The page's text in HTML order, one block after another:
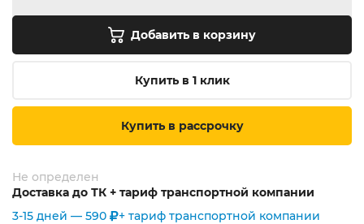
Добавить в корзину
Купить в 1 клик
Купить в рассрочку
Не определен
Доставка до ТК + тариф транспортной компании
3-15 дней — 590
+ тариф транспортной компании